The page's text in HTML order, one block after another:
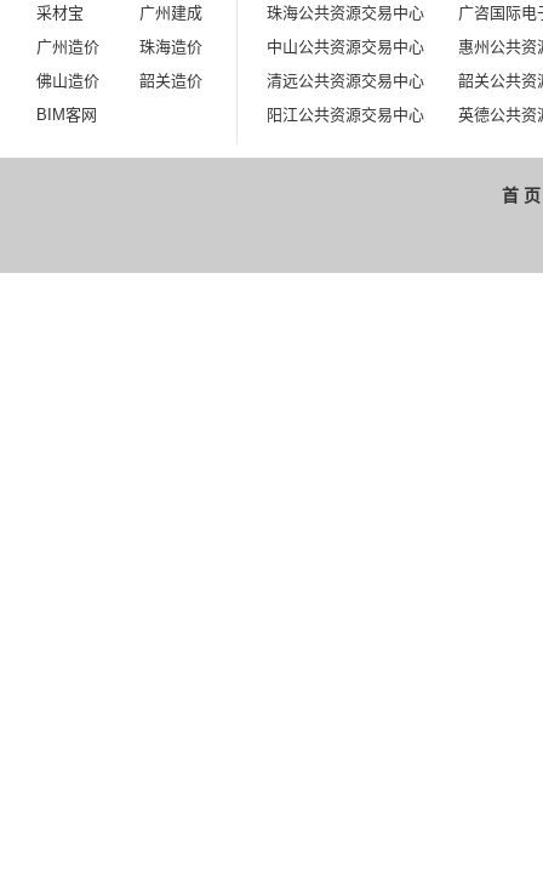
采材宝
广州建成
广州造价
珠海造价
佛山造价
韶关造价
BIM客网
珠海公共资源交易中心
广咨国际电
中山公共资源交易中心
惠州公共资
清远公共资源交易中心
韶关公共资
阳江公共资源交易中心
英德公共资
首